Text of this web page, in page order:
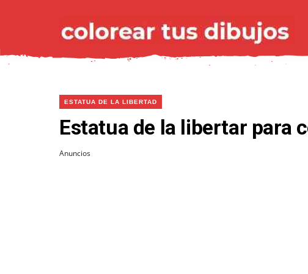
ESTATUA DE LA LIBERTAD
Estatua de la libertar para
Anuncios